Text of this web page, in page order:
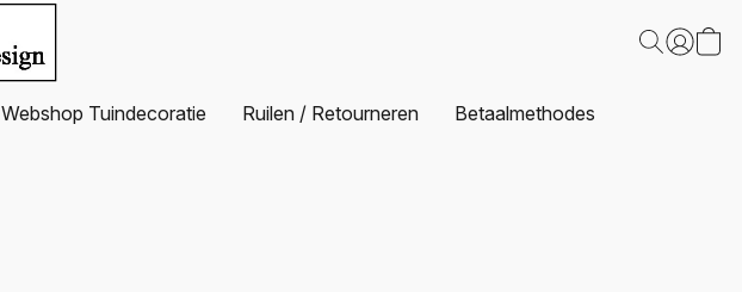
Webshop Tuindecoratie Ruilen / Retourneren Betaalmethodes